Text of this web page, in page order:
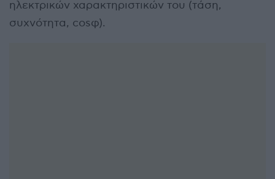
ηλεκτρικών χαρακτηριστικών του (τάση,
συχνότητα, cosφ).